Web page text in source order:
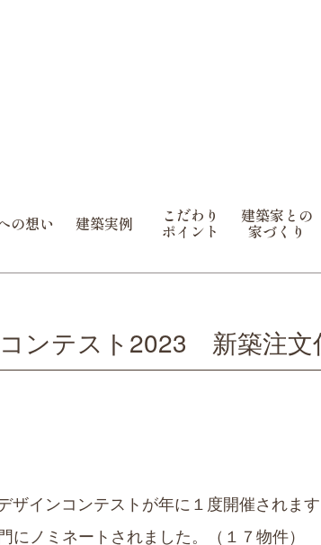
の想い 建築実例 こだわり
ポイント
建築家との
家づくり
ンテスト2023 新築注文
ザインコンテストが年に１度開催されま
にノミネートされました。（１７物件）